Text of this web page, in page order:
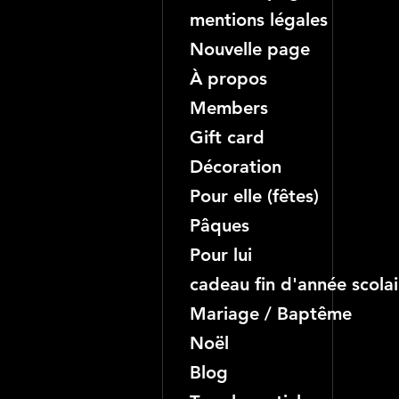
mentions légales
Nouvelle page
À propos
Members
Gift card
Décoration
Pour elle (fêtes)
Pâques
Pour lui
cadeau fin d'année
Mariage / Baptême
Noël
Blog